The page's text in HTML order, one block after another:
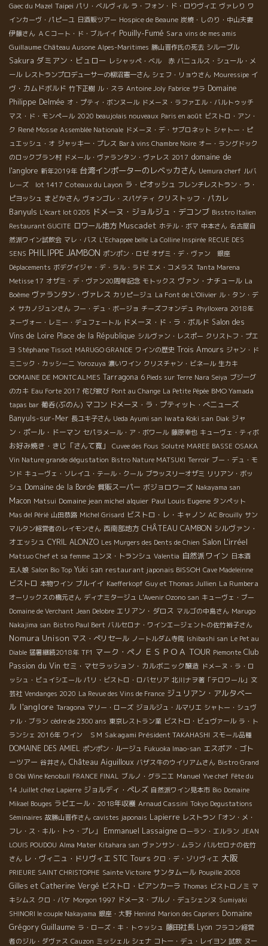
Gaec du Mazel Taipei パリ・ベルヴィル ラ・フォン・ド・ロりヴィエ ヴァレり ワ
インカーヴ・パピーユ 日酒販ツアー Hospice de Beaune 炭焼・しのり・中山夫妻
伊藤さん ＡＣコート・ド・ブルイイ Pouilly-Fumé Sara vins de mes amis
Guillaume Château Ausone Alpes-Maritimes 勝山晋作氏の死去 シルーブル
Sakura ダミアン・ビュロー レシャッペ・ベル 赤 バニュルス・シュール・メ
ール レストランプロデューサーの柳沼憲一さん シェフ・リョウさん Mouressipe イ
ヴ・カムドボルド 竹下正樹 ル・スラ Antoine Joly Fabrice サラ Domaine
Philippe Delmée オ・プティ・ボンヌール ドメーヌ・ラファエル・バルトゥッチ
マス・ド・モンペール 2020 beaujolais nouveaux Paris en août ビストロ・アン・
ク René Mosse Assemblée Nationale ドメーヌ・デ・サブロネット シャトー・ピ
ュエッシュ・オ ジャッキー・プレス Bar à vins Chambre Noire オー・ラングドック
のロックブラン村 ドメール・ヴァランタン・ヴァレス 2017 domaine de
l'anglore 新年2019年 台湾インポーターのレベッカさん Uemura cherf ルバ
レーズ lot 1417 Coteaux du Layon ラ・ピオッシュ フレンチレストラン・ラ・
ピヨッシュ まどかさん ヴォンゴレ・スパゲティ クリストッフ・パカレ
Banyuls L'écart lot 0205 ドメーヌ・ジョルジュ・デコンブ Bisstro Italien
Restaurant GUCITE ロワール地方 Muscadet ホテル・ボマ 中本さん 名古屋自
然派ワイン試飲会 マレ・バス L'Echappee belle La Colline Inspirée RECUE DES
SENS PHILIPPE JAMBON ポンポン・ロゼ オザミ・デ・ヴァン 銀座
Déplacements ボデグイジャ・デ・ラル・ラド エメ・コメラス Tanta Marena
Metisse 17 オザミ・デ・ヴァン20周年記念 モトックス ヴァン・ナチュール La
Boème ヴァランタン・ヴァレス カリピージュ La Font de L'Olivier ル・タン・デ
メ サカノジュンさん フー・デュ・ボージョ チーズフォンデュ Phylloxera 2018年
ヌーヴォー・レミー・デュフェートル ドメーヌ・ド・ラ・ボルド Salon des
Vins de Loire Place de la République シルヴァン・レスポー クリストフ・プエ
ヨ Stéphane Tissot MARUGO GRANDE ワインの歴史 Trois Amours ジャン・ド
ミニック・カッシーニ Yorozuya 濃いワイン クリスチャン・ビネール 生カキ
DOMAINE DE MONTCALMES Tarragona 6 Pieds sur Terre Nara Seiya ブジーグ
のカキ Eau Forte 2017 侘び寂び Pont au Change La Petite Pépée BMO Yamada
tapas bar 葡呑(ぶのん) マコン ドメーヌ・ラ・プティット・べニューズ
Banyuls-sur-Mer 長ユキ子さん Ueda Ayumi san Iwata Koki san Diak ジャ
ン・ポール・ドーマン セパラメール・ア・ボワール 藤原幸也 キューヴェ・ティボ
お好み焼き・きじ「さんて寛」 Cuvee des Fous Solutré MAREE BASSE OSAKA
Vin Nature grande dégustation Bistro Nature MATSUKI Terroir ブー・デュ・モ
ンド キューヴェ・ソレイユ・テール・クール ブラッスリーオザミ リリアン・ボッ
シュ Domaine de la Borde 質販スーパー ボジョロワーズ Nakayama san
Macon Matsui Domaine jean michel alquier Paul Louis Eugene タンペット
Mas del Périé 山田恭路 Michel Grisard ビストロ・レ・キャノン AC Brouilly サン
マルタン経営者のレイモンさん 西南部地方 CHÂTEAU CAMBON シルヴァン・
オエッシュ CYRIL ALONZO Les Murgers des Dents de Chien Salon L'irréel
Matsuo Chef et sa femme ユンヌ・トランシュ Valentia 自然派ワイン 日本酒
五人娘 Salon Bio Top Yuki san restaurant japonais BISSOH Cave Madeleinne
ビストロ 本物ワイン ブルイイ Kaefferkopf Guy et Thomas Jullien La Rumbera
オーリックスの橋元さん ディナミタージュ L'Avenir Ozono san キューヴェ・ブー
Domaine de Verchant Jean Delobre エリアン・ダロス マルゴの中島さん Marugo
Nakajima san Bistro Paul Bert バルセロナ・ワインエージェントの佐竹裕子さん
Nomura Unison マス・ぺリセール ノートルダム寺院 Ishibashi san Le Pet au
Diable 猛暑継続2018年 TF1 マーク・ペノ ＥＳＰＯＡ TOUR Piemonte Club
Passion du Vin セミ・マセラッション・カルボニック醸造 ドメーヌ・ラ・ロ
ッシュ・ビュイシエール パリ・ビストロ・ロバセリア 北川ナヲ著「テロワール」文
芸社 Vendanges 2020 La Revue des Vins de France ジュリアン・アルタベー
ル l'anglore Taragona マリー・ローズ ジョルジュ・ルマリエ シャトー・シュヴ
ァル・ブラン cèdre de 2300 ans 東京レストラン業 ビストロ・ビュヴァール ラ・ト
ランシェ 2016年 ワイン ＳＭ Sakagami Président TAKAHASHI スモール品種
DOMAINE DES AMIEL ポンポン・ルージュ Fukuoka Imao-san エスポア・ゴト
ーツアー 谷井さん Château Aiguilloux バザス牛のウイリアムさん Bistro Grand
8 Obi Wine Kenobull FRANCE FINAL ブルノ・グラニエ Manuel Yve chef Fête du
14 Juillet chez Lapierre ジョルディ・ペレズ 自然派ワイン見本市 Bio Domaine
Mikael Bouges ラピエール・2018年収穫 Arnaud Cassini Tokyo Degustations
Séminaires 故勝山晋作さん cavistes japonais Lapierre レストラン「オン・メ・
フレ・ス・キル・トゥ・プレ」
Emmanuel Lassaigne ローラン・エルラン JEAN
LOUIS POUDOU Alma Mater Kitahara san ヴァンサン・ムラン バルセロナの佐竹
さん レ・ヴィニュ・ドリヴィエ STC Tours クロ・デ・ゾリヴィエ 大阪
PRIEURE SAINT CHRISTOPHE Sainte Victoire サンタムール Poupille 2008
Gilles et Catherine Vergé ビストロ・ビアンカーラ Thomas ビストロノミ マ
キシムス クロ・バケ Morgon 1997 ドメーヌ・ブルノ・デュシェンヌ Sumiyaki
SHINORI le couple Nakayama 銀座・大野 Henind Marion des Capriers Domaine
Grégory Guillaume ラ・ローズ・キ・トゥッシュ 藤田社長 Lyon フラコン経営
者のジル・ダヴァス Cauzon ミッシェル シェナ コトー・デュ・レイヨン 試飲 ヌー